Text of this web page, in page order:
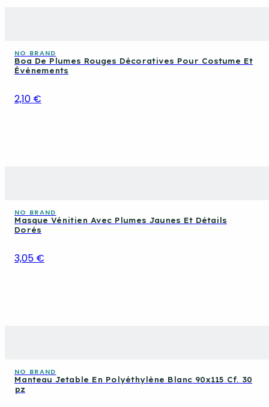
NO BRAND
Boa De Plumes Rouges Décoratives Pour Costume Et
Événements
2,10 €
NO BRAND
Masque Vénitien Avec Plumes Jaunes Et Détails
Dorés
3,05 €
NO BRAND
Manteau Jetable En Polyéthylène Blanc 90x115 Cf. 30
pz